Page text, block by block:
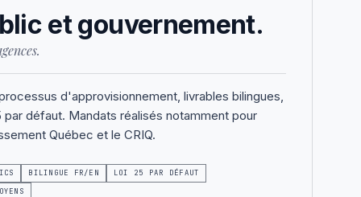
et gouvernement.
d'approvisionnement, livrables bilingues,
par défaut. Mandats réalisés notamment pour
Québec et le CRIQ.
BILINGUE FR/EN
LOI 25 PAR DÉFAUT